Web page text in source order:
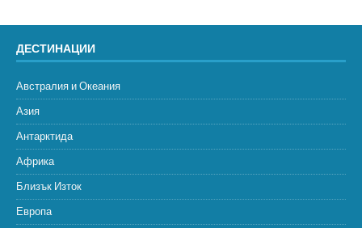
ДЕСТИНАЦИИ
Австралия и Океания
Азия
Антарктида
Африка
Близък Изток
Европа